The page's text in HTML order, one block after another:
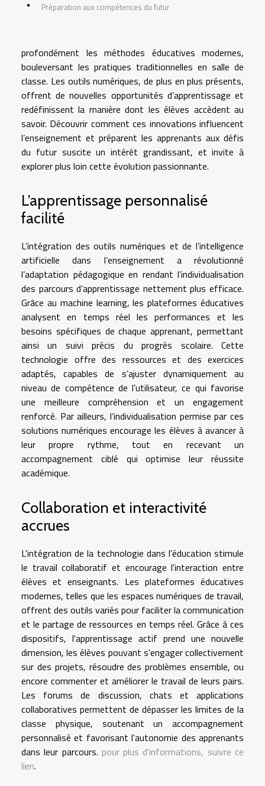
Préparation aux compétences du futur
profondément les méthodes éducatives modernes,
bouleversant les pratiques traditionnelles en salle de
classe. Les outils numériques, de plus en plus présents,
offrent de nouvelles opportunités d’apprentissage et
redéfinissent la manière dont les élèves accèdent au
savoir. Découvrir comment ces innovations influencent
l’enseignement et préparent les apprenants aux défis
du futur suscite un intérêt grandissant, et invite à
explorer plus loin cette évolution passionnante.
L’apprentissage personnalisé
facilité
L’intégration des outils numériques et de l’intelligence
artificielle dans l’enseignement a révolutionné
l’adaptation pédagogique en rendant l’individualisation
des parcours d’apprentissage nettement plus efficace.
Grâce au machine learning, les plateformes éducatives
analysent en temps réel les performances et les
besoins spécifiques de chaque apprenant, permettant
ainsi un suivi précis du progrès scolaire. Cette
technologie offre des ressources et des exercices
adaptés, capables de s’ajuster dynamiquement au
niveau de compétence de l’utilisateur, ce qui favorise
une meilleure compréhension et un engagement
renforcé. Par ailleurs, l’individualisation permise par ces
solutions numériques encourage les élèves à avancer à
leur propre rythme, tout en recevant un
accompagnement ciblé qui optimise leur réussite
académique.
Collaboration et interactivité
accrues
L'intégration de la technologie dans l'éducation stimule
le travail collaboratif et encourage l'interaction entre
élèves et enseignants. Les plateformes éducatives
modernes, telles que les espaces numériques de travail,
offrent des outils variés pour faciliter la communication
et le partage de ressources en temps réel. Grâce à ces
dispositifs, l'apprentissage actif prend une nouvelle
dimension, les élèves pouvant s'engager collectivement
sur des projets, résoudre des problèmes ensemble, ou
encore commenter et améliorer le travail de leurs pairs.
Les forums de discussion, chats et applications
collaboratives permettent de dépasser les limites de la
classe physique, soutenant un accompagnement
personnalisé et favorisant l'autonomie des apprenants
dans leur parcours. pour plus d'informations, suivre ce
lien.